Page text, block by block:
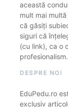
această
mult mai
că găsiți
siguri că
(cu link), ca o
DESPRE NOI
EduPedu.ro
exclusiv